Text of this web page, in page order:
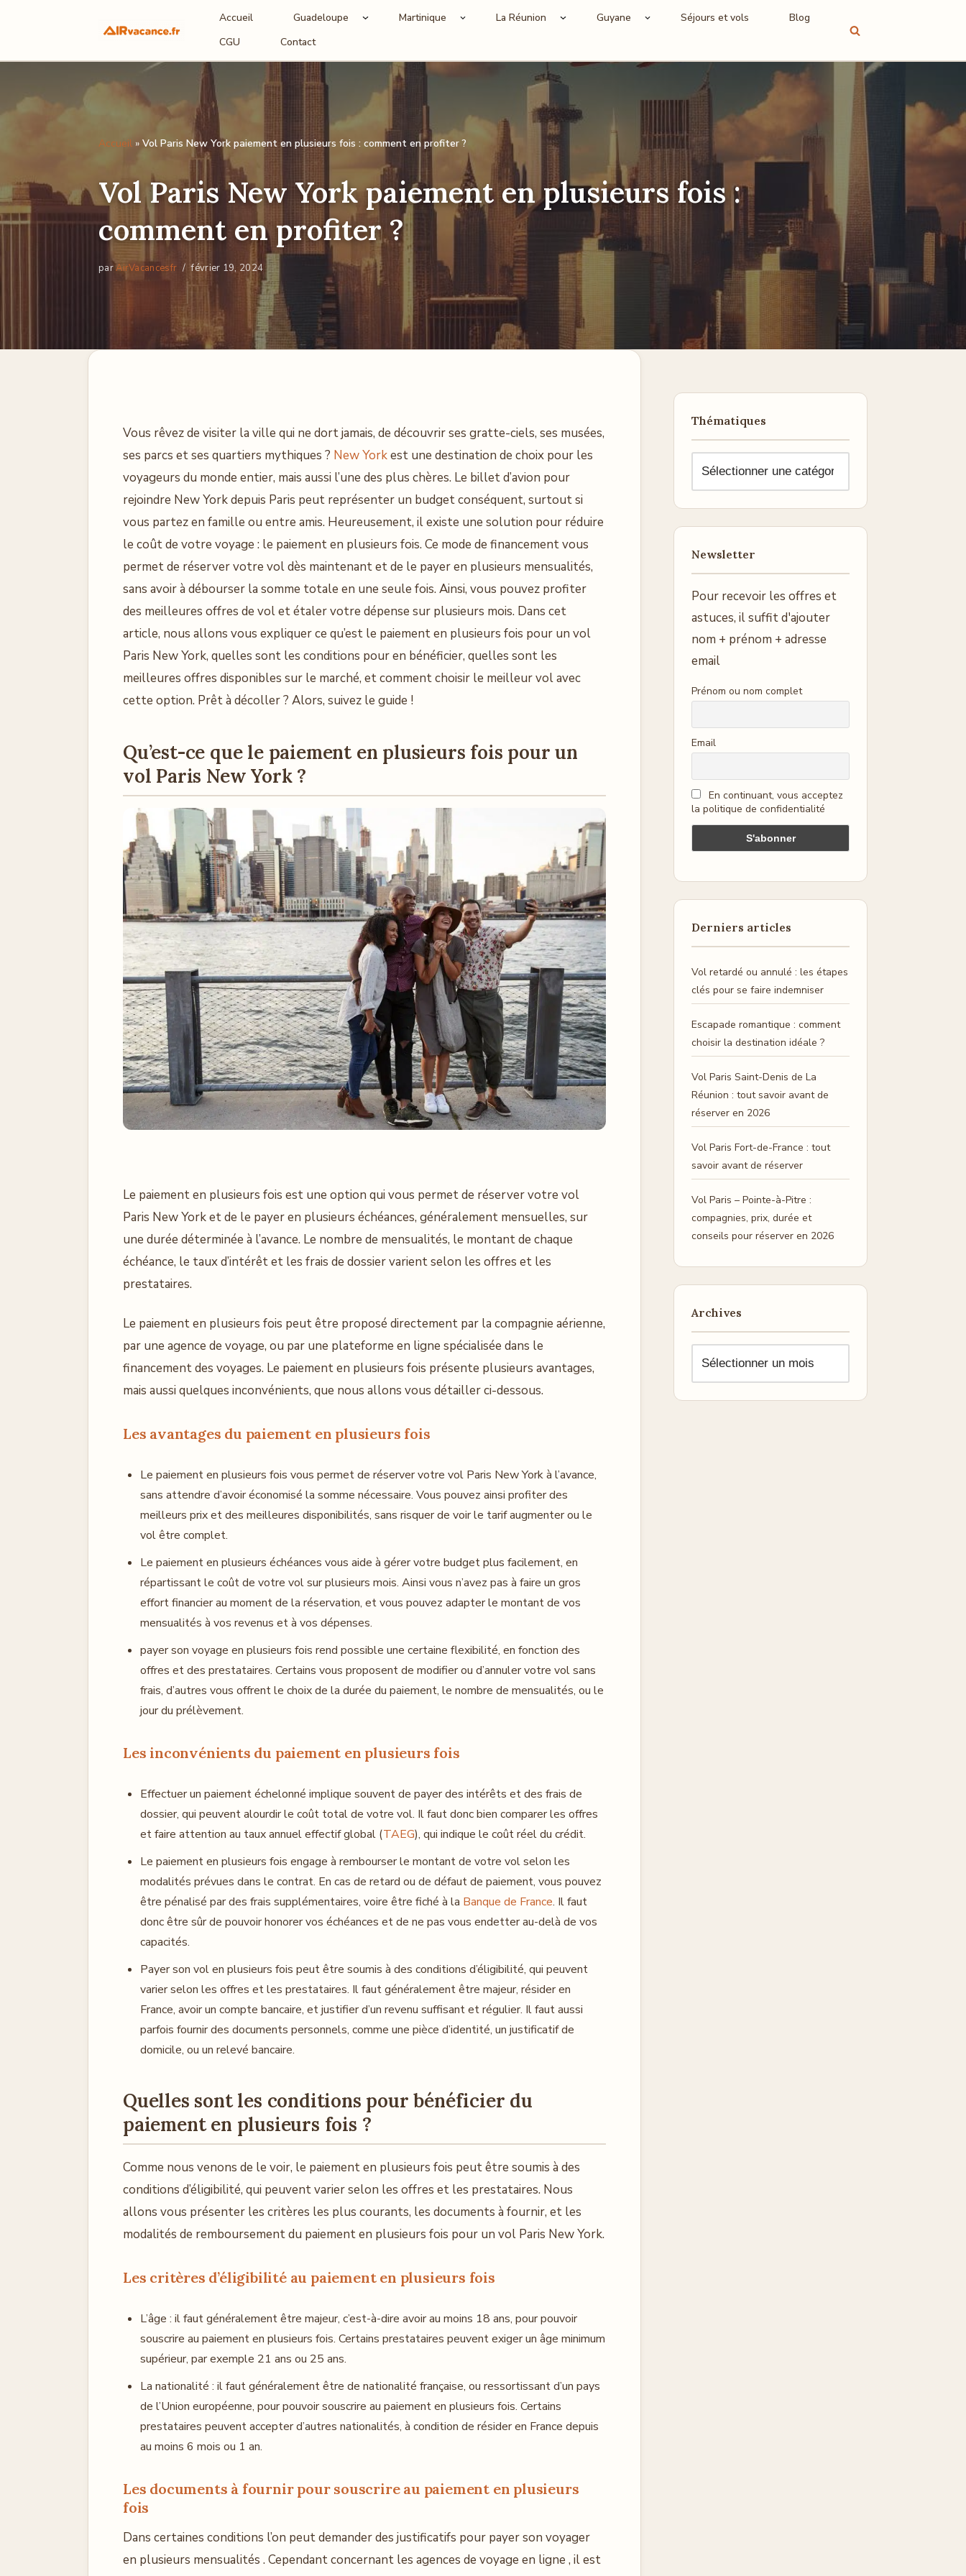
au
Accueil Guadeloupe Martinique La Réunion Guyane Séjours et vols
Blog
CGU
Contact
Accueil » Vol Paris New York paiement en plusieurs fois : comment en profiter ?
Vol Paris New York paiement en plusieurs fois :
comment en profiter ?
parAirVacancesfr février 19, 2024
Vous rêvez de visiter la ville qui ne dort jamais, de découvrir ses gratte-ciels, ses musées,
ses parcs et ses quartiers mythiques ? New Yorkest une destination de choix pour les
voyageurs du monde entier, mais aussi l’une des plus chères. Le billet d’avion pour
rejoindre New York depuis Paris peut représenter un budget conséquent, surtout si
vous partez en famille ou entre amis. Heureusement, il existe une solution pour réduire
le coût de votre voyage : le paiement en plusieurs fois. Ce mode de financement vous
permet de réserver votre vol dès maintenant et de le payer en plusieurs mensualités,
sans avoir à débourser la somme totale en une seule fois. Ainsi, vous pouvez profiter
des meilleures offres de vol et étaler votre dépense sur plusieurs mois. Dans cet
article, nous allons vous expliquer ce qu’est le paiement en plusieurs fois pour un vol
Paris New York, quelles sont les conditions pour en bénéficier, quelles sont les
meilleures offres disponibles sur le marché, et comment choisir le meilleur vol avec
cette option. Prêt à décoller ? Alors, suivez le guide !
Qu’est-ce que le paiement en plusieurs fois pour un
vol Paris New York ?
Le paiement en plusieurs fois est une option qui vous permet de réserver votre vol
Paris New York et de le payer en plusieurs échéances, généralement mensuelles, sur
une durée déterminée à l’avance. Le nombre de mensualités, le montant de chaque
échéance, le taux d’intérêt et les frais de dossier varient selon les offres et les
prestataires.
Le paiement en plusieurs fois peut être proposé directement par la compagnie aérienne,
par une agence de voyage, ou par une plateforme en ligne spécialisée dans le
financement des voyages. Le paiement en plusieurs fois présente plusieurs avantages,
mais aussi quelques inconvénients, que nous allons vous détailler ci-dessous.
Les avantages du paiement en plusieurs fois
Le paiement en plusieurs fois vous permet de réserver votre vol Paris New York à l’avance,
sans attendre d’avoir économisé la somme nécessaire. Vous pouvez ainsi profiter des
meilleurs prix et des meilleures disponibilités, sans risquer de voir le tarif augmenter ou le
vol être complet.
Le paiement en plusieurs échéances vous aide à gérer votre budget plus facilement, en
répartissant le coût de votre vol sur plusieurs mois. Ainsi vous n’avez pas à faire un gros
effort financier au moment de la réservation, et vous pouvez adapter le montant de vos
mensualités à vos revenus et à vos dépenses.
payer son voyage en plusieurs fois rend possible une certaine flexibilité, en fonction des
offres et des prestataires. Certains vous proposent de modifier ou d’annuler votre vol sans
frais, d’autres vous offrent le choix de la durée du paiement, le nombre de mensualités, ou le
jour du prélèvement.
Les inconvénients du paiement en plusieurs fois
Effectuer un paiement échelonné implique souvent de payer des intérêts et des frais de
dossier, qui peuvent alourdir le coût total de votre vol. Il faut donc bien comparer les offres
et faire attention au taux annuel effectif global (TAEG), qui indique le coût réel du crédit.
Le paiement en plusieurs fois engage à rembourser le montant de votre vol selon les
modalités prévues dans le contrat. En cas de retard ou de défaut de paiement, vous pouvez
être pénalisé par des frais supplémentaires, voire être fiché à la Banque de France. Il faut
donc être sûr de pouvoir honorer vos échéances et de ne pas vous endetter au-delà de vos
capacités.
Payer son vol en plusieurs fois peut être soumis à des conditions d’éligibilité, qui peuvent
varier selon les offres et les prestataires. Il faut généralement être majeur, résider en
France, avoir un compte bancaire, et justifier d’un revenu suffisant et régulier. Il faut aussi
parfois fournir des documents personnels, comme une pièce d’identité, un justificatif de
domicile, ou un relevé bancaire.
Quelles sont les conditions pour bénéficier du
paiement en plusieurs fois ?
Comme nous venons de le voir, le paiement en plusieurs fois peut être soumis à des
conditions d’éligibilité, qui peuvent varier selon les offres et les prestataires. Nous
allons vous présenter les critères les plus courants, les documents à fournir, et les
modalités de remboursement du paiement en plusieurs fois pour un vol Paris New York.
Les critères d’éligibilité au paiement en plusieurs fois
L’âge : il faut généralement être majeur, c’est-à-dire avoir au moins 18 ans, pour pouvoir
souscrire au paiement en plusieurs fois. Certains prestataires peuvent exiger un âge minimum
supérieur, par exemple 21 ans ou 25 ans.
La nationalité : il faut généralement être de nationalité française, ou ressortissant d’un pays
de l’Union européenne, pour pouvoir souscrire au paiement en plusieurs fois. Certains
prestataires peuvent accepter d’autres nationalités, à condition de résider en France depuis
au moins 6 mois ou 1 an.
Les documents à fournir pour souscrire au paiement en plusieurs
fois
Dans certaines conditions l’on peut demander des justificatifs pour payer son voyager
en plusieurs mensualités . Cependant concernant les agences de voyage en ligne , il est
Thématiques
Newsletter
Pour recevoir les offres et
astuces, il suffit d'ajouter
nom + prénom + adresse
email
Prénom ou nom complet
Email
En continuant, vous acceptez
la politique de confidentialité
Derniers articles
Vol retardé ou annulé : les étapes
clés pour se faire indemniser
Escapade romantique : comment
choisir la destination idéale ?
Vol Paris Saint-Denis de La
Réunion : tout savoir avant de
réserver en 2026
Vol Paris Fort-de-France : tout
savoir avant de réserver
Vol Paris – Pointe-à-Pitre :
compagnies, prix, durée et
conseils pour réserver en 2026
Archives